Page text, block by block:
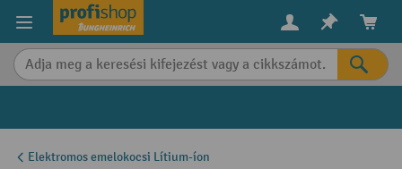
content
Elektromos emelokocsi Lítium-íon